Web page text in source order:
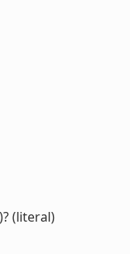
(literal)